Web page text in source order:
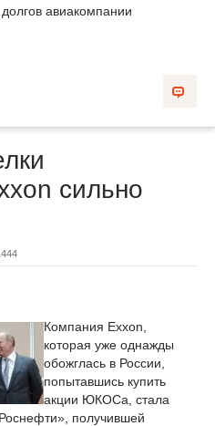
авиакомпании
сильно
Компания Exxon,
которая уже однажды
обожглась в России,
попытавшись купить
акции ЮКОСа, стала
получившей